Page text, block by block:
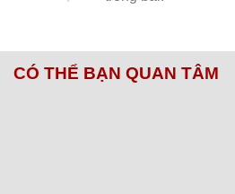
CÓ THỂ BẠN QUAN TÂM